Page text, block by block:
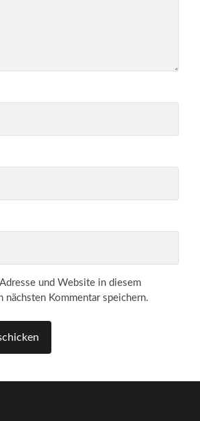
und Website in diesem
nächsten Kommentar speichern.